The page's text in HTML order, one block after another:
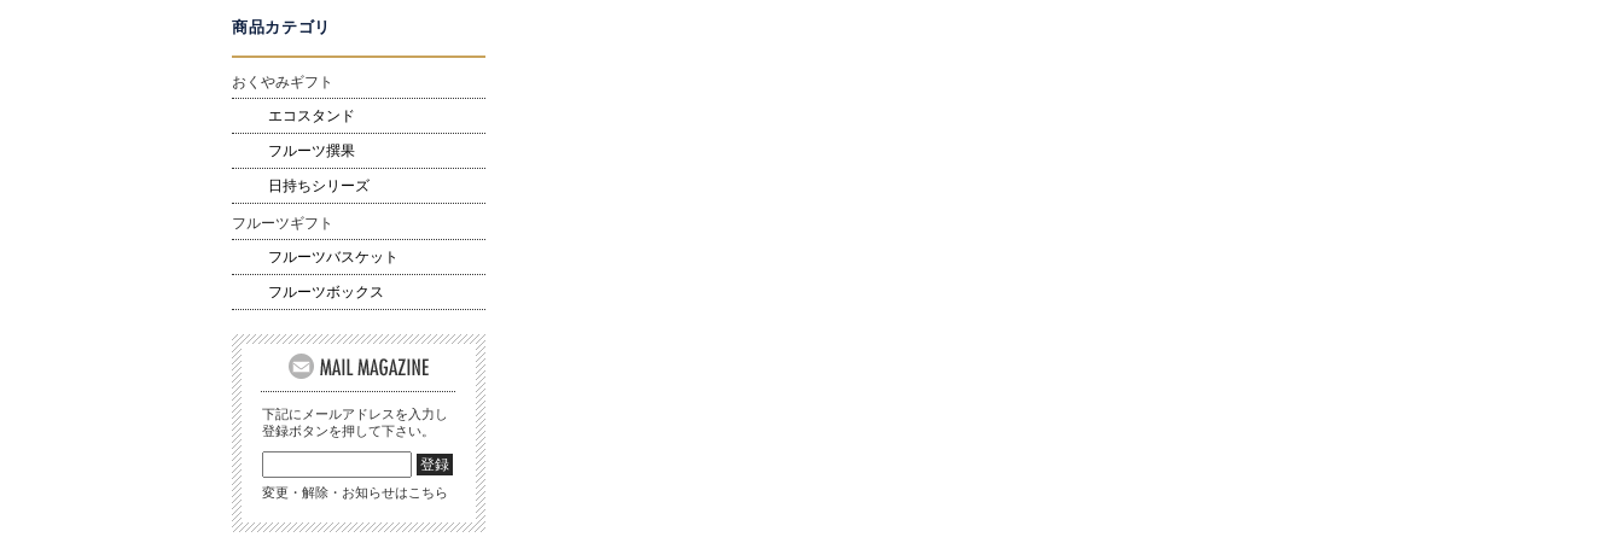
商品カテゴリ
おくやみギフト
エコスタンド
フルーツ撰果
日持ちシリーズ
フルーツギフト
フルーツバスケット
フルーツボックス
下記にメールアドレスを入力し
登録ボタンを押して下さい。
変更・解除・お知らせはこちら